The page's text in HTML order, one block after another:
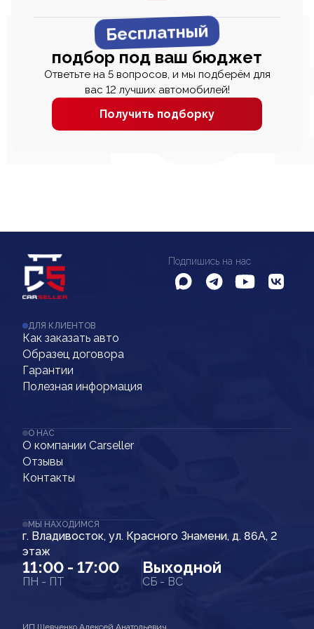
Бесплатный
подбор под ваш бюджет
Ответьте на 5 вопросов, и мы подберём для
вас 12 лучших автомобилей!
Получить подборку
Подпишись на нас
ДЛЯ КЛИЕНТОВ
Как заказать авто
Образец договора
Гарантии
Полезная информация
О НАС
О компании Carseller
Отзывы
Контакты
МЫ НАХОДИМСЯ
г. Владивосток, ул. Красного Знамени, д. 86А, 2
этаж
11:00 - 17:00
ПН - ПТ
Выходной
СБ - ВС
ИП Шевченко Алексей Анатольевич